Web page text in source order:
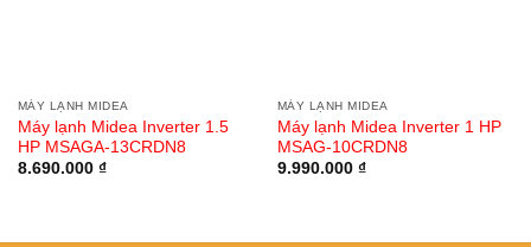
MÁY LẠNH MIDEA
Máy lạnh Midea Inverter 1.5
HP MSAGA-13CRDN8
8.690.000 ₫
MÁY LẠNH MIDEA
Máy lạnh Midea Inverter 1 HP
MSAG-10CRDN8
9.990.000 ₫